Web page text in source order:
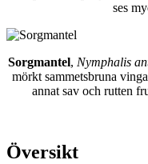
ses
Sorgmantel, Nymphalis
mörkt sammetsbruna
annat sav och rutten
Översikt